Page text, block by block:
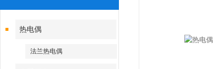
热电偶
法兰热电偶